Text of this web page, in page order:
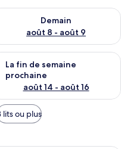
7 - août 8
Demain
août 8 - août 9
la disponibilité pour
de semaine août 7 -
La fin de semaine
prochaine
août 14 - août 16
la disponibilité pour
lits ou plus